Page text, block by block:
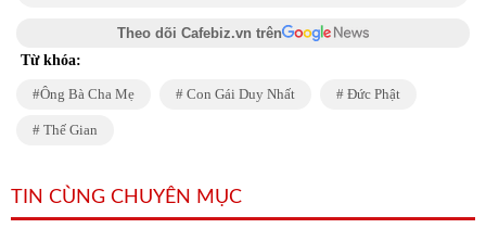
Theo dõi Cafebiz.vn trên
Từ khóa:
Ông Bà Cha Mẹ Con Gái Duy Nhất Đức Phật
Thế Gian
TIN CÙNG CHUYÊN MỤC